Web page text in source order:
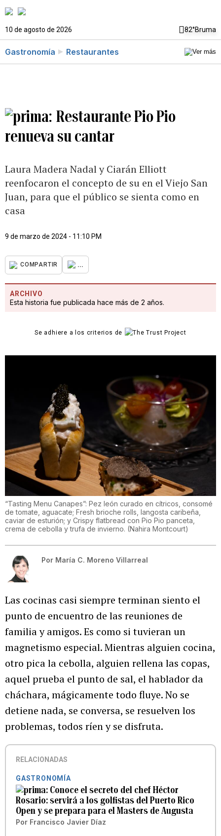
10 de agosto de 2026 82°Bruma
Gastronomía Restaurantes
Restaurante Pio Pio
renueva su cantar
Laura Madera Nadal y Ciarán Elliott
reenfocaron el concepto de su en el Viejo San
Juan, para que el público se sienta como en
casa
9 de marzo de 2024 - 11:10 PM
COMPARTIR ...
ARCHIVO
Esta historia fue publicada hace más de 2 años.
Se adhiere a los criterios de
“Tasting Menu Canapes”: Pez león curado en cítricos, consomé
de tomate, aguacate; Fresh brioche rolls, langosta caribeña,
caviar de esturión; y Crispy flatbread con Pio Pio panceta,
crema de cebolla y trufa de invierno. (Nahira Montcourt)
Por María C. Moreno Villarreal
Las cocinas casi siempre terminan siento el
punto de encuentro de las reuniones de
familia y amigos. Es como si tuvieran un
magnetismo especial. Mientras alguien cocina,
otro pica la cebolla, alguien rellena las copas,
aquel prueba el punto de sal, el hablador da
cháchara, mágicamente todo fluye. No se
detiene nada, se conversa, se resuelven los
problemas, todos ríen y se disfruta.
RELACIONADAS
GASTRONOMÍA
Conoce el secreto del chef Héctor
Rosario: servirá a los golfistas del Puerto Rico
Open y se prepara para el Masters de Augusta
Por Francisco Javier Díaz